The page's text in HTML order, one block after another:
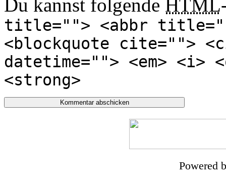
Du kannst folgende HTML
title=""> <abbr
<blockquote cite="">
datetime=""> <em>
<strong>
Powered